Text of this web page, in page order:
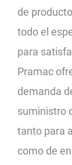
de
todo el
para
Pramac
demanda
suministro
tanto para
como de